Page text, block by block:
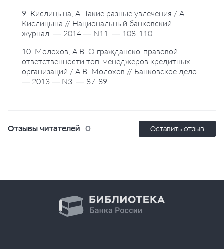
9. Кислицына, А. Такие разные увлечения / А.
Кислицына // Национальный банковский
журнал. — 2014 — N11. — 108-110.
10. Молохов, А.В. О гражданско-правовой
ответственности топ-менеджеров кредитных
организаций / А.В. Молохов // Банковское дело.
— 2013 — N3. — 87-89.
Отзывы читателей 0 Оставить отзыв